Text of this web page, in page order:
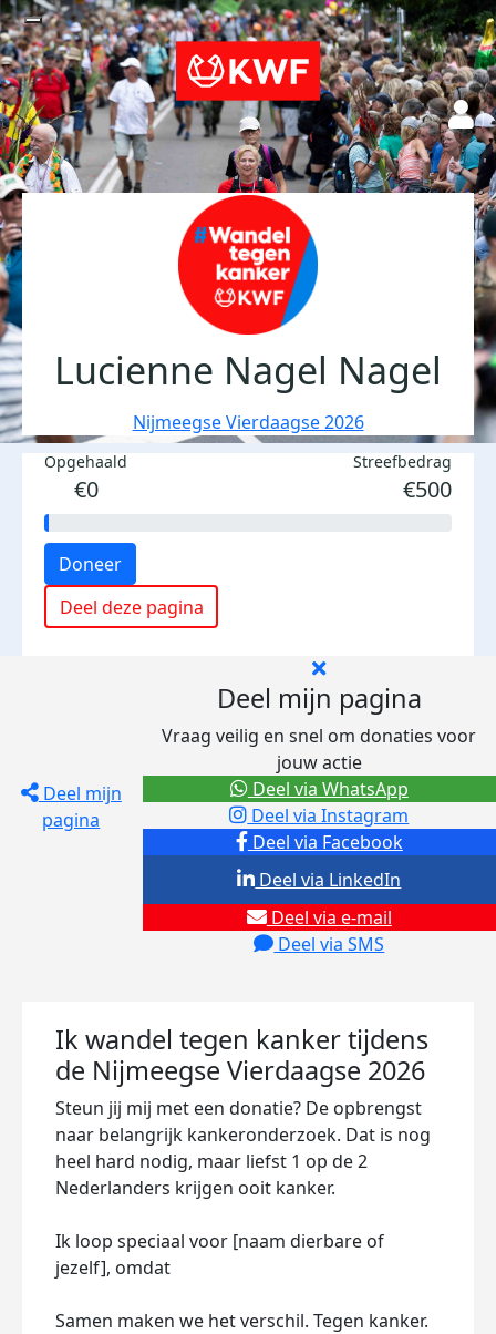
Lucienne Nagel Nagel
Nijmeegse Vierdaagse 2026
Opgehaald
€0
Streefbedrag
€500
Doneer
Deel deze pagina
Deel mijn
pagina
Deel mijn pagina
Vraag veilig en snel om donaties voor
jouw actie
Deel via Facebook
Deel via Instagram
Deel via e-mail
Deel via SMS
Deel via LinkedIn
Deel via WhatsApp
Ik wandel tegen kanker tijdens
de Nijmeegse Vierdaagse 2026
Steun jij mij met een donatie? De opbrengst
naar belangrijk kankeronderzoek. Dat is nog
heel hard nodig, maar liefst 1 op de 2
Nederlanders krijgen ooit kanker.
Ik loop speciaal voor [naam dierbare of
jezelf], omdat
Samen maken we het verschil. Tegen kanker.